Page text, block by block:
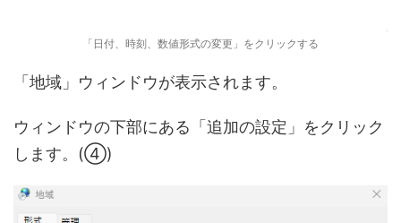
「日付、時刻、数値形式の変更」をクリックする
「地域」ウィンドウが表示されます。
ウィンドウの下部にある「追加の設定」をクリック
します。(④)